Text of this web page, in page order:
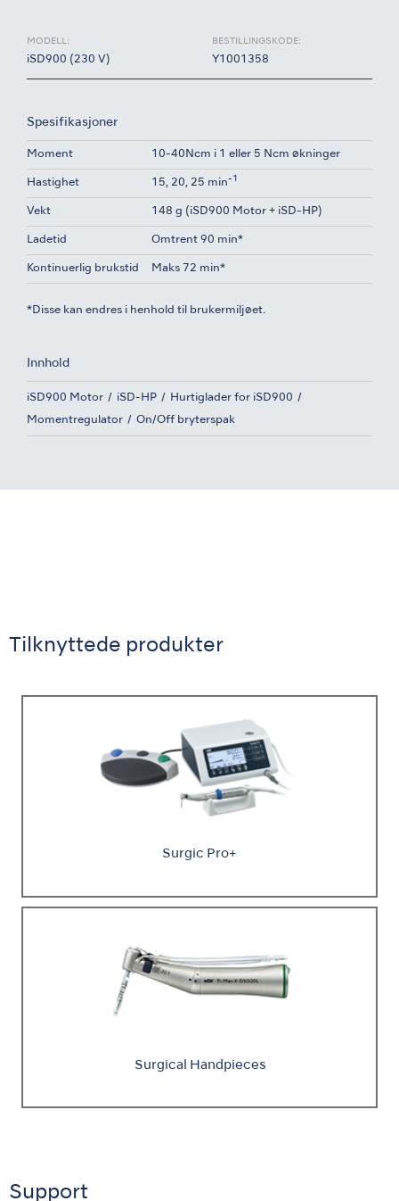
MODELL:
iSD900 (230 V)
BESTILLINGSKODE:
Y1001358
Spesifikasjoner
Moment 10-40Ncm i 1 eller 5 Ncm økninger
Hastighet 15, 20, 25 min-1
Vekt 148 g (iSD900 Motor + iSD-HP)
Ladetid Omtrent 90 min*
Kontinuerlig brukstid Maks 72 min*
*Disse kan endres i henhold til brukermiljøet.
Innhold
iSD900 Motor iSD-HP Hurtiglader for iSD900
Momentregulator On/Off bryterspak
Tilknyttede produkter
Surgic Pro+
Surgical Handpieces
Support